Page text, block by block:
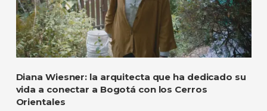
Diana Wiesner: la arquitecta que ha dedicado su
vida a conectar a Bogotá con los Cerros
Orientales